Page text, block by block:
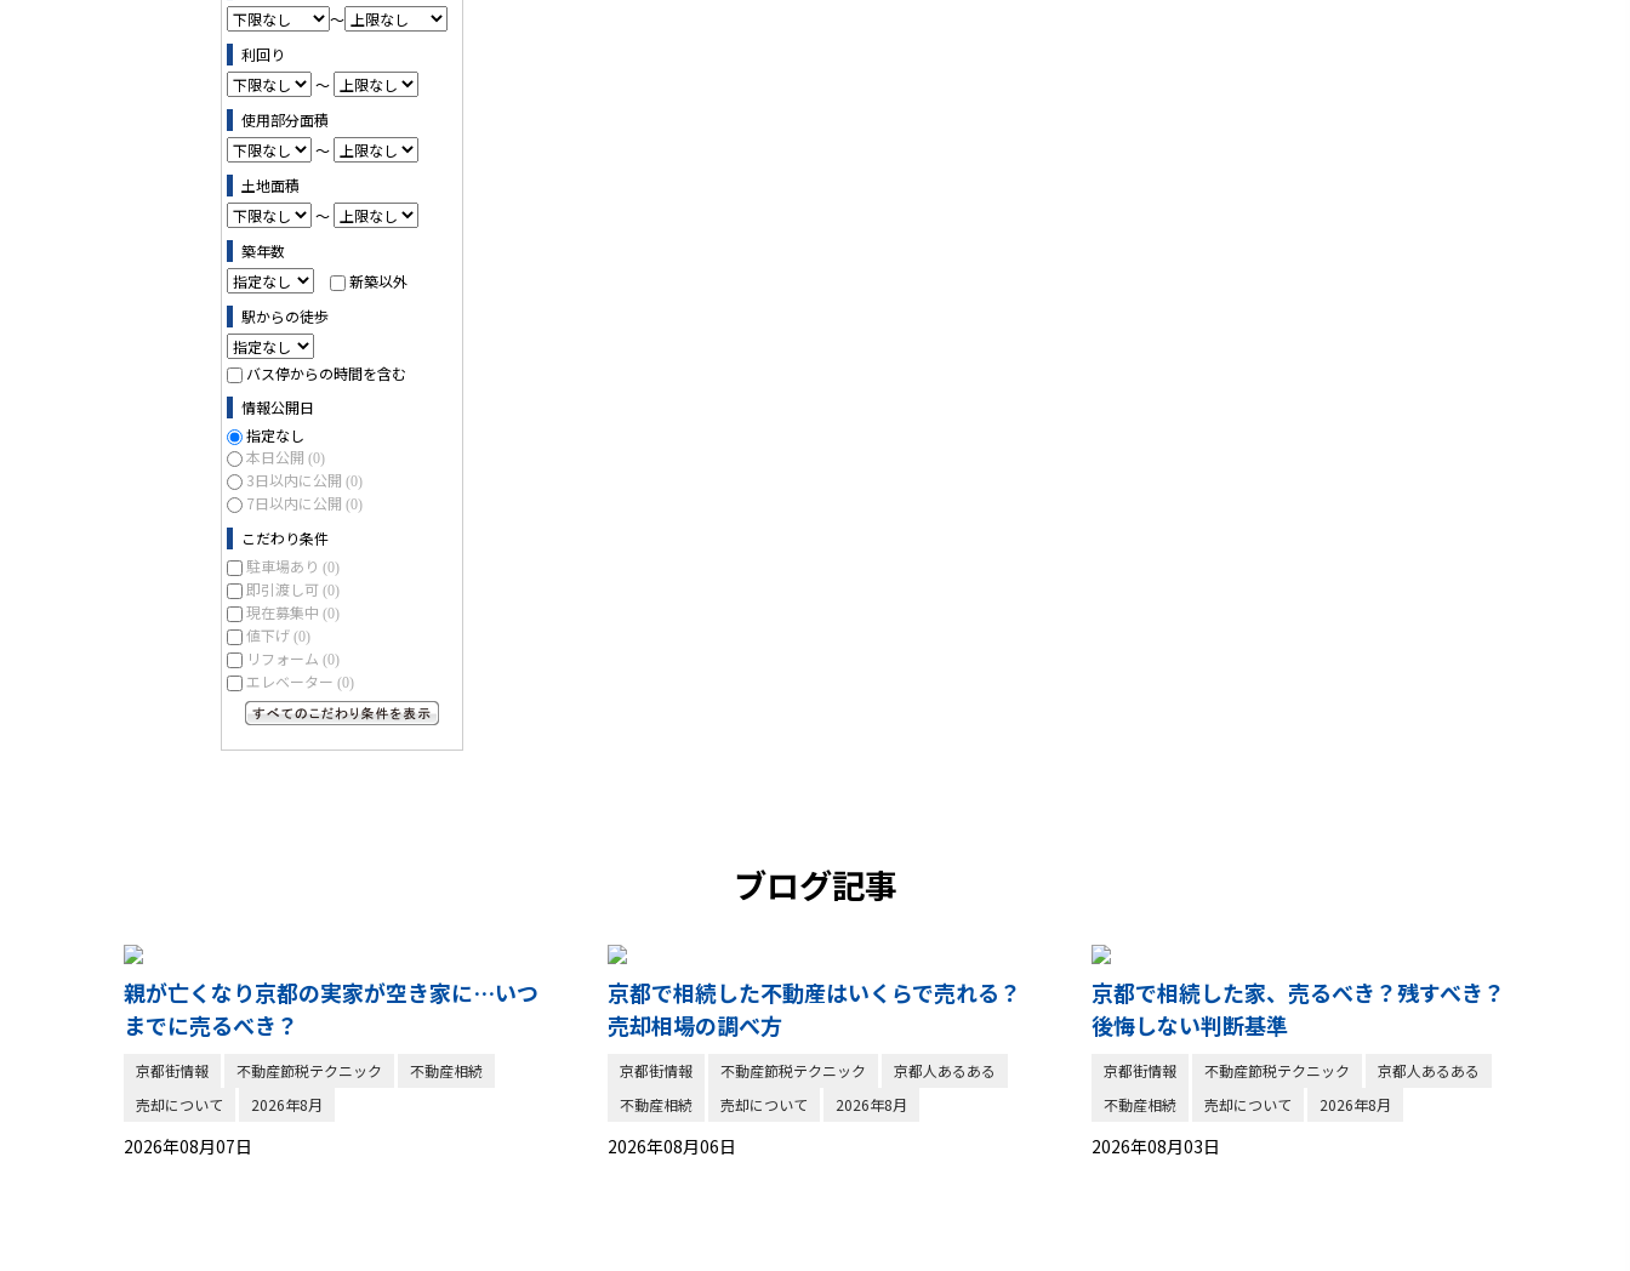
～
利回り
～
使用部分面積
～
土地面積
～
築年数
新築以外
駅からの徒歩
バス停からの時間を含む
情報公開日
指定なし
本日公開 (0)
3日以内に公開 (0)
7日以内に公開 (0)
こだわり条件
駐車場あり (0)
即引渡し可 (0)
現在募集中 (0)
値下げ (0)
リフォーム (0)
エレベーター (0)
ブログ記事
親が亡くなり京都の実家が空き家に…いつ
までに売るべき？
京都街情報 不動産節税テクニック
不動産相続
売却について
2026年8月
2026年08月07日
京都で相続した不動産はいくらで売れる？
売却相場の調べ方
京都街情報 不動産節税テクニック
京都人あるある
不動産相続
売却について 2026年8月
2026年08月06日
京都で相続した家、売るべき？残すべき？
後悔しない判断基準
京都街情報 不動産節税テクニック
京都人あるある
不動産相続
売却について 2026年8月
2026年08月03日